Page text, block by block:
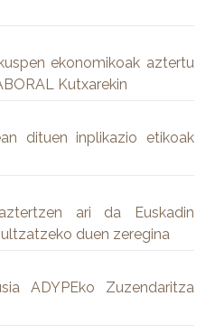
ekonomikoak aztertu
Kutxarekin
dituen inplikazio etikoak
ari da Euskadin
duen zeregina
ADYPEko Zuzendaritza